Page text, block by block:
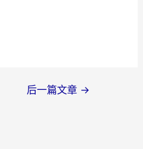
后一篇文章 →